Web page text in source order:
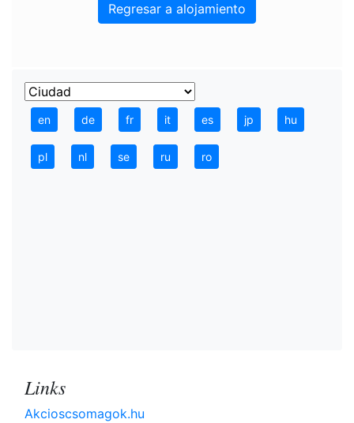
Regresar a alojamiento
en de fr it es jp hu
pl nl se ru ro
Links
Akcioscsomagok.hu